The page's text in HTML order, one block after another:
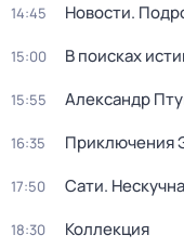
14:45 Новости.
15:00 В поисках
15:55 Александр
16:35 Приключения
17:50 Сати.
18:30 Коллекция